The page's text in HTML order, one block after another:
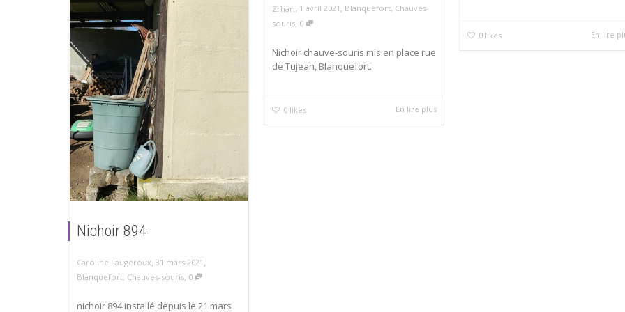
Zrhari, 1 avril 2021 , Blanquefort, Chauves-
souris, 0
Nichoir chauve-souris mis en place rue
de Tujean, Blanquefort.
0 likes En lire plus
0 likes En lire
Nichoir 894
Caroline Faugeroux, 31 mars 2021 ,
Blanquefort, Chauves-souris, 0
nichoir 894 installé depuis le 21 mars